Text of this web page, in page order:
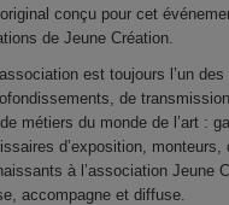
conçu pour cet
de Jeune Création.
est toujours l’un
de
métiers du monde de l’art :
d’exposition,
à l’association Jeune
accompagne et diffuse.